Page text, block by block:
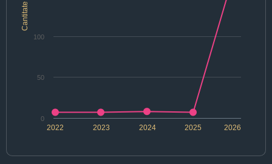
Cantitate
2022 2024 2026
2023 2025
0
50
100